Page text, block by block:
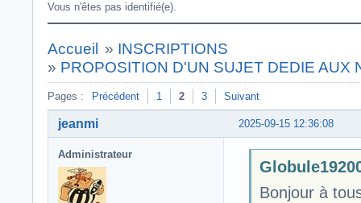
Vous n'êtes pas identifié(e).
Accueil » INSCRIPTIONS
» PROPOSITION D'UN SUJET DEDIE AUX
Pages : Précédent 1 2 3 Suivant
2025-09-15 12:36:08
jeanmi
Administrateur
Bonjour à